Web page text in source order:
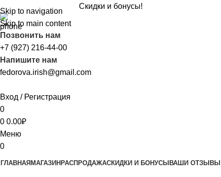
Skip to navigation
Skip to main content
Скидки и бонусы!
Позвонить нам
+7 (927) 216-44-00
Напишите нам
fedorova.irish@gmail.com
Вход / Регистрация
0
0 0.00₽
Меню
0
ГЛАВНАЯМАГАЗИНРАСПРОДАЖАCКИДКИ И БОНУСЫВАШИ ОТЗЫВЫ